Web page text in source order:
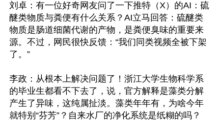
刘卓：有一位好奇网友问了一下推特（X）的AI：硫
醚类物质与粪便有什么关系？AI立马回答：硫醚类
物质是肠道细菌代谢的产物，是粪便臭味的重要来
源。不过，网民很快反馈：“我们同类视频全被下架
了。”
李政：从根本上解决问题了！浙江大学生物科学系
的毕业生都看不下去了，说，官方解释是藻类分解
产生了异味，这纯属扯淡。藻类年年有，为啥今年
就特别“芬芳”？自来水厂的净化系统是纸糊的吗？